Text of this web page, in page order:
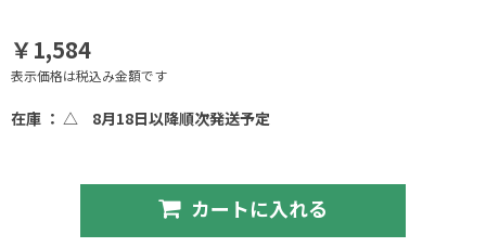
￥1,584
表示価格は税込み金額です
在庫 ： △ 8月18日以降順次発送予定
カートに入れる